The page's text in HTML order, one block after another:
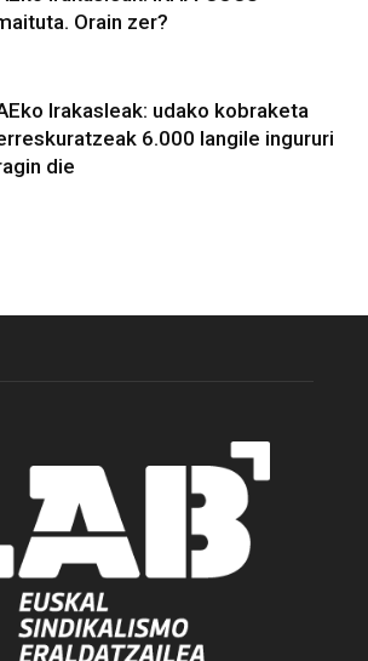
Orain zer?
Irakasleak: udako kobraketa
6.000 langile ingururi
die